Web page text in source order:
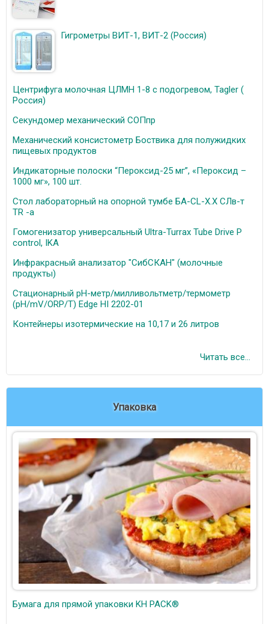
Гигрометры ВИТ-1, ВИТ-2 (Россия)
Центрифуга молочная ЦЛМН 1-8 с подогревом, Tagler (
Россия)
Секундомер механический СОПпр
Механический консистометр Боствика для полужидких
пищевых продуктов
Индикаторные полоски “Пероксид-25 мг”, «Пероксид –
1000 мг», 100 шт.
Стол лабораторный на опорной тумбе БА-СL-Х.Х CЛв-т
TR -а
Гомогенизатор универсальный Ultra-Turrax Tube Drive P
control, IKA
Инфракрасный анализатор "СибСКАН" (молочные
продукты)
Стационарный рН-метр/милливольтметр/термометр
(pH/mV/ORP/T) Edge HI 2202-01
Контейнеры изотермические на 10,17 и 26 литров
Читать все...
Упаковка
Бумага для прямой упаковки KH PACK®